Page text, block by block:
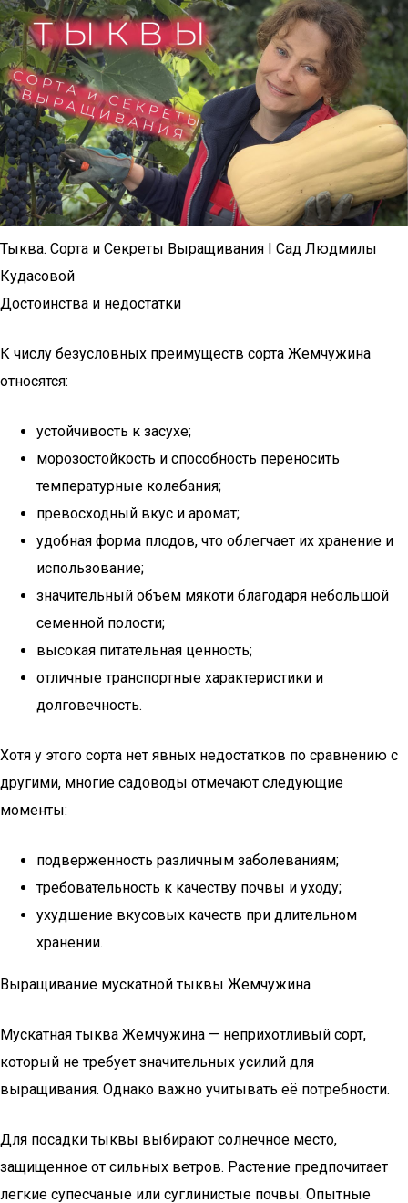
Тыква. Сорта и Секреты Выращивания I Сад Людмилы
Кудасовой
Достоинства и недостатки
К числу безусловных преимуществ сорта Жемчужина
относятся:
устойчивость к засухе;
морозостойкость и способность переносить
температурные колебания;
превосходный вкус и аромат;
удобная форма плодов, что облегчает их хранение и
использование;
значительный объем мякоти благодаря небольшой
семенной полости;
высокая питательная ценность;
отличные транспортные характеристики и
долговечность.
Хотя у этого сорта нет явных недостатков по сравнению с
другими, многие садоводы отмечают следующие
моменты:
подверженность различным заболеваниям;
требовательность к качеству почвы и уходу;
ухудшение вкусовых качеств при длительном
хранении.
Выращивание мускатной тыквы Жемчужина
Мускатная тыква Жемчужина — неприхотливый сорт,
который не требует значительных усилий для
выращивания. Однако важно учитывать её потребности.
Для посадки тыквы выбирают солнечное место,
защищенное от сильных ветров. Растение предпочитает
легкие супесчаные или суглинистые почвы. Опытные